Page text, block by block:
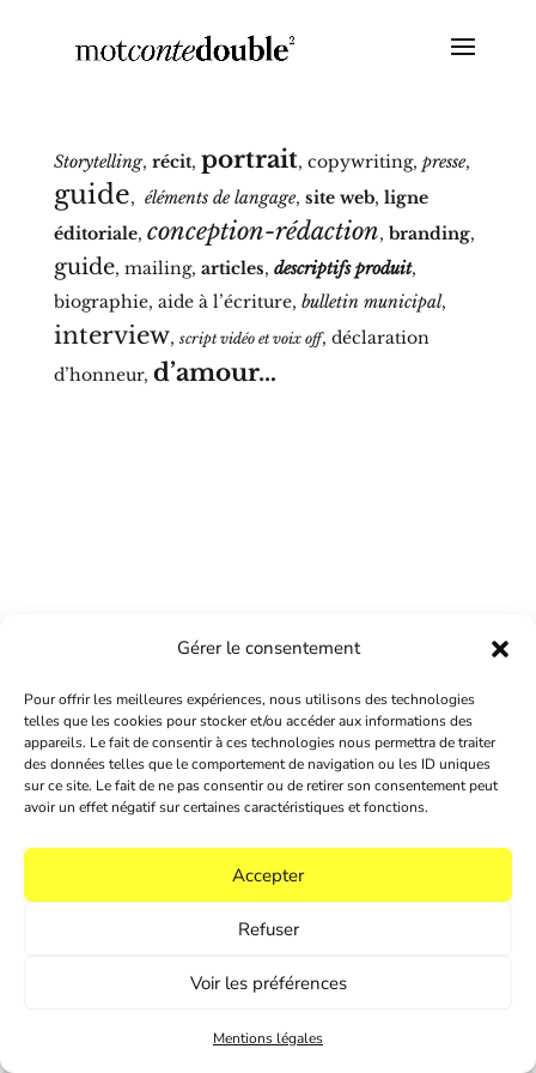
Gérer le consentement
Pour offrir les meilleures expériences, nous utilisons des technologies
telles que les cookies pour stocker et/ou accéder aux informations des
appareils. Le fait de consentir à ces technologies nous permettra de traiter
des données telles que le comportement de navigation ou les ID uniques
sur ce site. Le fait de ne pas consentir ou de retirer son consentement peut
avoir un effet négatif sur certaines caractéristiques et fonctions.
Accepter
Refuser
Voir les préférences
Mentions légales
Storytelling, récit, portrait, copywriting, presse,
guide, éléments de langage, site web, ligne
éditoriale, conception-rédaction, branding,
guide, mailing, articles, descriptifs produit,
biographie, aide à l’écriture, bulletin municipal,
interview, script vidéo et voix off, déclaration
d’honneur, d’amour…
mot conte double © 2026 ･Conseils & Écritures